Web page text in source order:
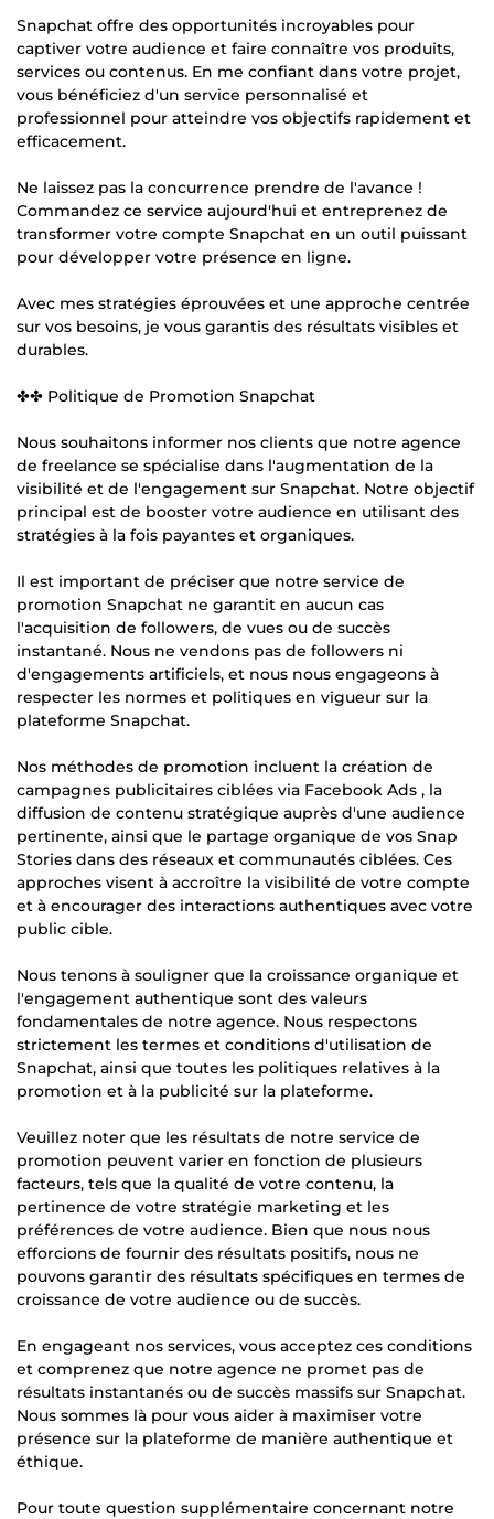
Snapchat offre des opportunités incroyables pour
captiver votre audience et faire connaître vos produits,
services ou contenus. En me confiant dans votre projet,
vous bénéficiez d'un service personnalisé et
professionnel pour atteindre vos objectifs rapidement et
efficacement.
Ne laissez pas la concurrence prendre de l'avance !
Commandez ce service aujourd'hui et entreprenez de
transformer votre compte Snapchat en un outil puissant
pour développer votre présence en ligne.
Avec mes stratégies éprouvées et une approche centrée
sur vos besoins, je vous garantis des résultats visibles et
durables.
✤✤ Politique de Promotion Snapchat
Nous souhaitons informer nos clients que notre agence
de freelance se spécialise dans l'augmentation de la
visibilité et de l'engagement sur Snapchat. Notre objectif
principal est de booster votre audience en utilisant des
stratégies à la fois payantes et organiques.
Il est important de préciser que notre service de
promotion Snapchat ne garantit en aucun cas
l'acquisition de followers, de vues ou de succès
instantané. Nous ne vendons pas de followers ni
d'engagements artificiels, et nous nous engageons à
respecter les normes et politiques en vigueur sur la
plateforme Snapchat.
Nos méthodes de promotion incluent la création de
campagnes publicitaires ciblées via Facebook Ads , la
diffusion de contenu stratégique auprès d'une audience
pertinente, ainsi que le partage organique de vos Snap
Stories dans des réseaux et communautés ciblées. Ces
approches visent à accroître la visibilité de votre compte
et à encourager des interactions authentiques avec votre
public cible.
Nous tenons à souligner que la croissance organique et
l'engagement authentique sont des valeurs
fondamentales de notre agence. Nous respectons
strictement les termes et conditions d'utilisation de
Snapchat, ainsi que toutes les politiques relatives à la
promotion et à la publicité sur la plateforme.
Veuillez noter que les résultats de notre service de
promotion peuvent varier en fonction de plusieurs
facteurs, tels que la qualité de votre contenu, la
pertinence de votre stratégie marketing et les
préférences de votre audience. Bien que nous nous
efforcions de fournir des résultats positifs, nous ne
pouvons garantir des résultats spécifiques en termes de
croissance de votre audience ou de succès.
En engageant nos services, vous acceptez ces conditions
et comprenez que notre agence ne promet pas de
résultats instantanés ou de succès massifs sur Snapchat.
Nous sommes là pour vous aider à maximiser votre
présence sur la plateforme de manière authentique et
éthique.
Pour toute question supplémentaire concernant notre